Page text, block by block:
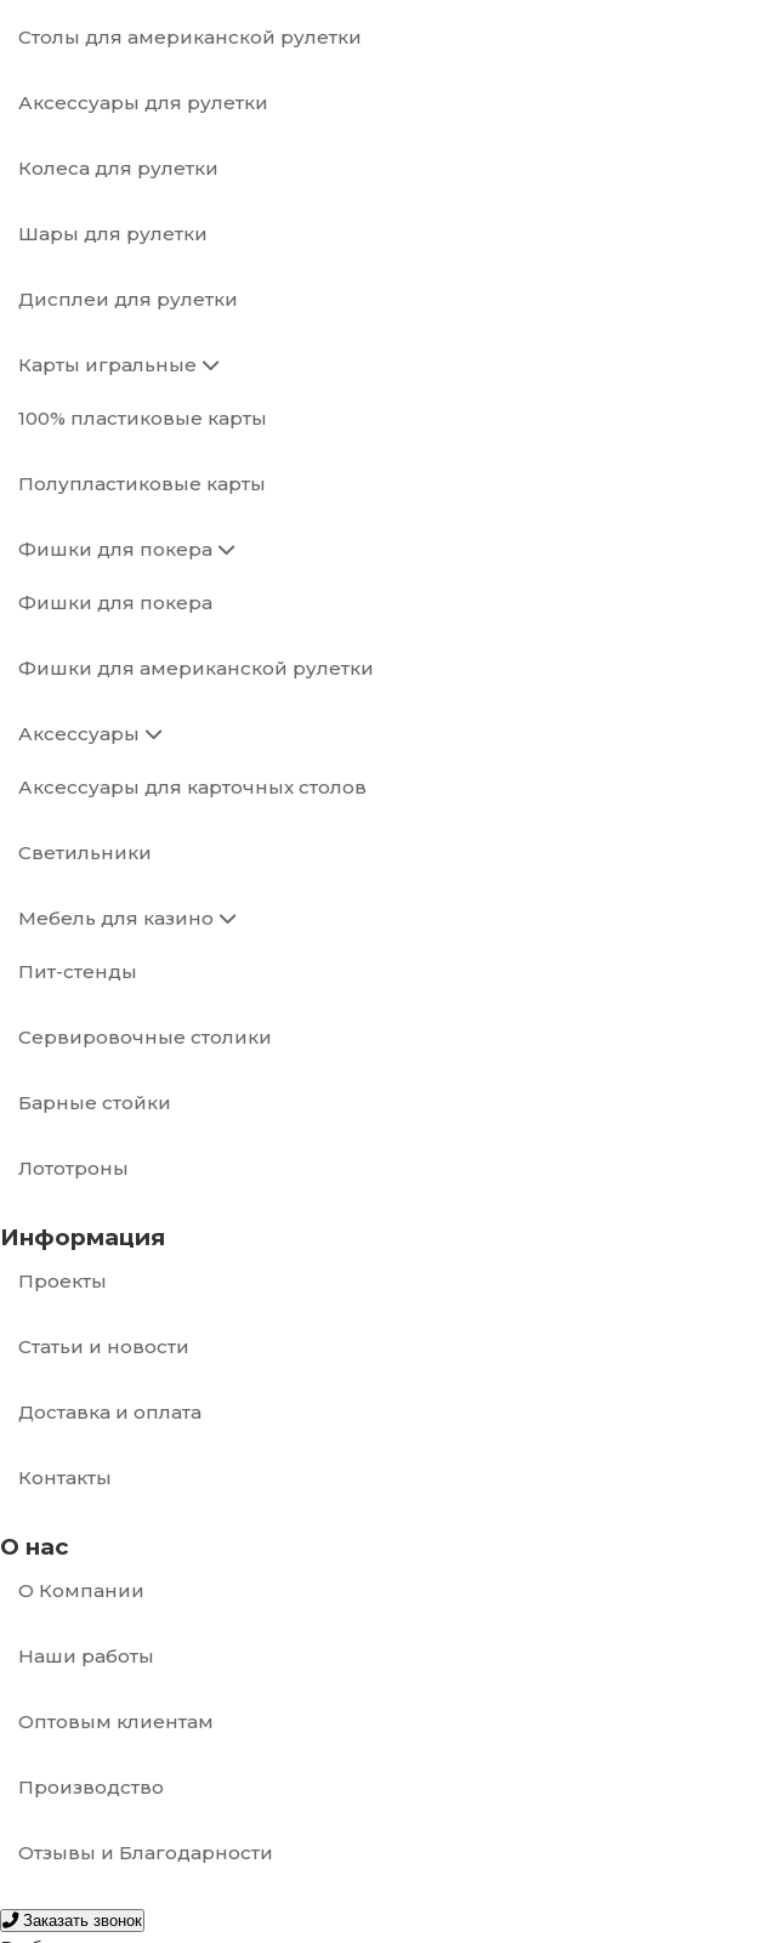
Столы для американской рулетки
Аксессуары для рулетки
Колеса для рулетки
Шары для рулетки
Дисплеи для рулетки
Карты игральные
100% пластиковые карты
Полупластиковые карты
Фишки для покера
Фишки для покера
Фишки для американской рулетки
Аксессуары
Аксессуары для карточных столов
Светильники
Мебель для казино
Пит-стенды
Сервировочные столики
Барные стойки
Лототроны
Информация
Проекты
Статьи и новости
Доставка и оплата
Контакты
О нас
О Компании
Наши работы
Оптовым клиентам
Производство
Отзывы и Благодарности
Заказать звонок